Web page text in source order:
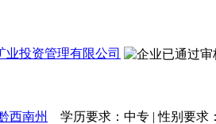
业投资管理有限公司
西南州 学历要求：中专 | 性别要求